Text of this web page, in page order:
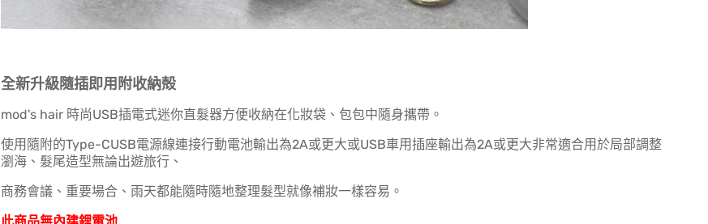
全新升級隨插即用附收納殻
mod's hair 時尚USB插電式迷你直髮器方便收納在化妝袋、包包中隨身攜帶。
使用隨附的Type-CUSB電源線連接行動電池輸出為2A或更大或USB車用插座輸出為2A或更大非常適合用於局部調整
瀏海、髮尾造型無論出遊旅行、
商務會議、重要場合、雨天都能隨時隨地整理髮型就像補妝一樣容易。